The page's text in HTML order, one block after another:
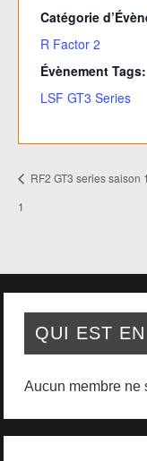
Catégorie
R Factor 2
Évènement Tags:
LSF GT3 Series
RF2 GT3 series saison
1
QUI EST
Aucun membre ne